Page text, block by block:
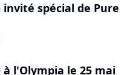
invité spécial de Pure
à l'Olympia le 25 mai